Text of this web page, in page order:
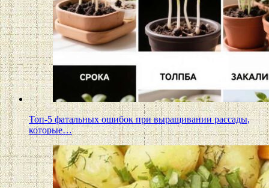
Топ-5 фатальных ошибок при выращивании рассады,
которые…